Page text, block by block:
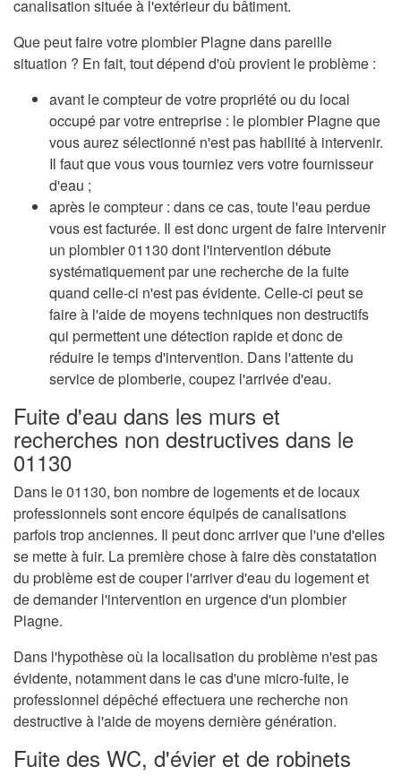
canalisation située à l'extérieur du bâtiment.
Que peut faire votre plombier Plagne dans pareille
situation ? En fait, tout dépend d'où provient le problème :
avant le compteur de votre propriété ou du local
occupé par votre entreprise : le plombier Plagne que
vous aurez sélectionné n'est pas habilité à intervenir.
Il faut que vous vous tourniez vers votre fournisseur
d'eau ;
après le compteur : dans ce cas, toute l'eau perdue
vous est facturée. Il est donc urgent de faire intervenir
un plombier 01130 dont l'intervention débute
systématiquement par une recherche de la fuite
quand celle-ci n'est pas évidente. Celle-ci peut se
faire à l'aide de moyens techniques non destructifs
qui permettent une détection rapide et donc de
réduire le temps d'intervention. Dans l'attente du
service de plomberie, coupez l'arrivée d'eau.
Fuite d'eau dans les murs et
recherches non destructives dans le
01130
Dans le 01130, bon nombre de logements et de locaux
professionnels sont encore équipés de canalisations
parfois trop anciennes. Il peut donc arriver que l'une d'elles
se mette à fuir. La première chose à faire dès constatation
du problème est de couper l'arriver d'eau du logement et
de demander l'intervention en urgence d'un plombier
Plagne.
Dans l'hypothèse où la localisation du problème n'est pas
évidente, notamment dans le cas d'une micro-fuite, le
professionnel dépêché effectuera une recherche non
destructive à l'aide de moyens dernière génération.
Fuite des WC, d'évier et de robinets